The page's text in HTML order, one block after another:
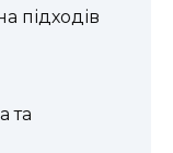
підходів
та